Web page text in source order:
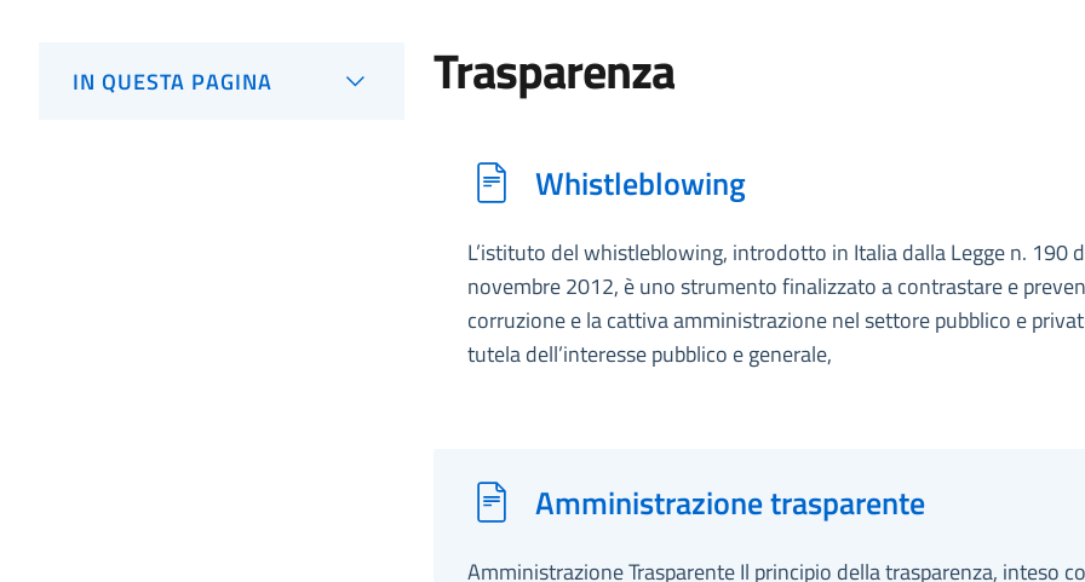
IN QUESTA PAGINA Trasparenza
Whistleblowing
L’istituto del whistleblowing, introdotto in Italia dalla Legge n. 190
novembre 2012, è uno strumento finalizzato a contrastare e
corruzione e la cattiva amministrazione nel settore pubblico e
tutela dell’interesse pubblico e generale,
Amministrazione trasparente
Amministrazione Trasparente Il principio della trasparenza, inteso